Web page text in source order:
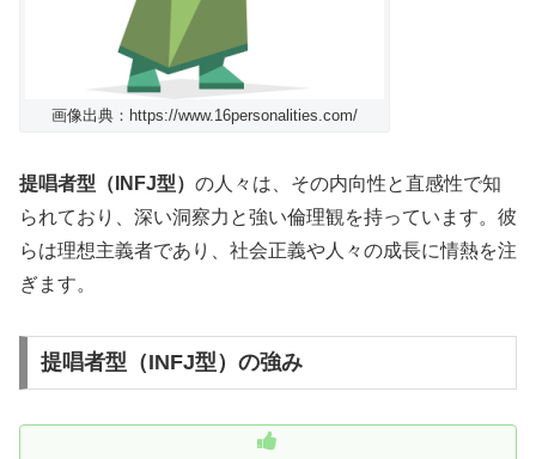
画像出典：https://www.16personalities.com/
提唱者型（INFJ型） の人々は、その内向性と直感性で知
られており、深い洞察力と強い倫理観を持っています。彼
らは理想主義者であり、社会正義や人々の成長に情熱を注
ぎます。
提唱者型（INFJ型）の強み